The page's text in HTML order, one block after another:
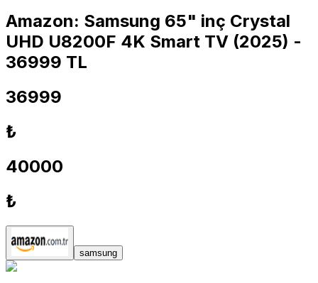
Amazon: Samsung 65" inç Crystal
UHD U8200F 4K Smart TV (2025) -
36999 TL
36999
₺
40000
₺
samsung